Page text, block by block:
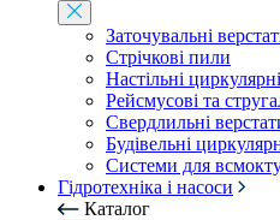
Заточувальні
Стрічкові пили
Настільні
Рейсмусові та
Свердлильні
Будівельні
Системи для
Гідротехніка і насоси
Каталог